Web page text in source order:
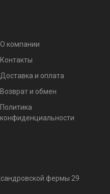
О компании
Контакты
Доставка и оплата
Возврат и обмен
Политика
конфиденциальности
фермы 29